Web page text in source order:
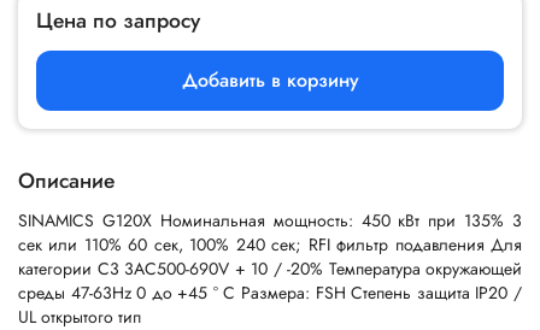
Цена по запросу
Добавить в корзину
Описание
SINAMICS G120X Номинальная мощность: 450 кВт при 135% 3
сек или 110% 60 сек, 100% 240 сек; RFI фильтр подавления Для
категории C3 3AC500-690V + 10 / -20% Температура окружающей
среды 47-63Hz 0 до +45 ° C Размера: FSH Степень защита IP20 /
UL открытого тип